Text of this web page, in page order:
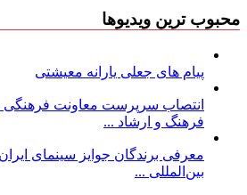
محبوب ترین ویدیوها
پیام های جعلی یارانه معیشتی
انتصاب سرپرست معاونت فرهنگی
فرهنگ و ارشاد ...
معرفی برندگان جوایز سینمای
بین‌المللی ...